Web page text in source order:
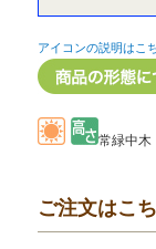
アイコンの説明はこ
常緑中木
ご注文はこ